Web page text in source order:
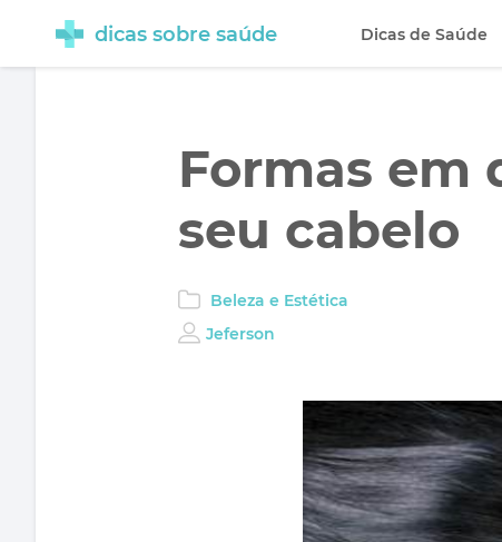
Formas em
seu cabelo
Beleza e Estética
Jeferson
dicas sobre saúde Dicas de Saúde